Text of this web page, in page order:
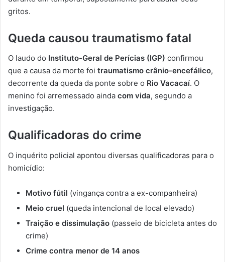
gritos.
Queda causou traumatismo fatal
O laudo do Instituto-Geral de Perícias (IGP) confirmou
que a causa da morte foi traumatismo crânio-encefálico,
decorrente da queda da ponte sobre o Rio Vacacaí. O
menino foi arremessado ainda com vida, segundo a
investigação.
Qualificadoras do crime
O inquérito policial apontou diversas qualificadoras para o
homicídio:
Motivo fútil (vingança contra a ex-companheira)
Meio cruel (queda intencional de local elevado)
Traição e dissimulação (passeio de bicicleta antes do
crime)
Crime contra menor de 14 anos